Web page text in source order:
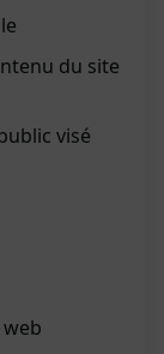
du site
visé